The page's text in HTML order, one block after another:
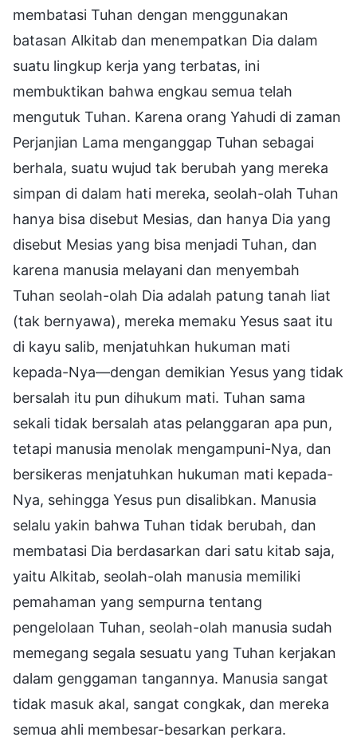
membatasi Tuhan dengan menggunakan
batasan Alkitab dan menempatkan Dia dalam
suatu lingkup kerja yang terbatas, ini
membuktikan bahwa engkau semua telah
mengutuk Tuhan. Karena orang Yahudi di zaman
Perjanjian Lama menganggap Tuhan sebagai
berhala, suatu wujud tak berubah yang mereka
simpan di dalam hati mereka, seolah-olah Tuhan
hanya bisa disebut Mesias, dan hanya Dia yang
disebut Mesias yang bisa menjadi Tuhan, dan
karena manusia melayani dan menyembah
Tuhan seolah-olah Dia adalah patung tanah liat
(tak bernyawa), mereka memaku Yesus saat itu
di kayu salib, menjatuhkan hukuman mati
kepada-Nya—dengan demikian Yesus yang tidak
bersalah itu pun dihukum mati. Tuhan sama
sekali tidak bersalah atas pelanggaran apa pun,
tetapi manusia menolak mengampuni-Nya, dan
bersikeras menjatuhkan hukuman mati kepada-
Nya, sehingga Yesus pun disalibkan. Manusia
selalu yakin bahwa Tuhan tidak berubah, dan
membatasi Dia berdasarkan dari satu kitab saja,
yaitu Alkitab, seolah-olah manusia memiliki
pemahaman yang sempurna tentang
pengelolaan Tuhan, seolah-olah manusia sudah
memegang segala sesuatu yang Tuhan kerjakan
dalam genggaman tangannya. Manusia sangat
tidak masuk akal, sangat congkak, dan mereka
semua ahli membesar-besarkan perkara.